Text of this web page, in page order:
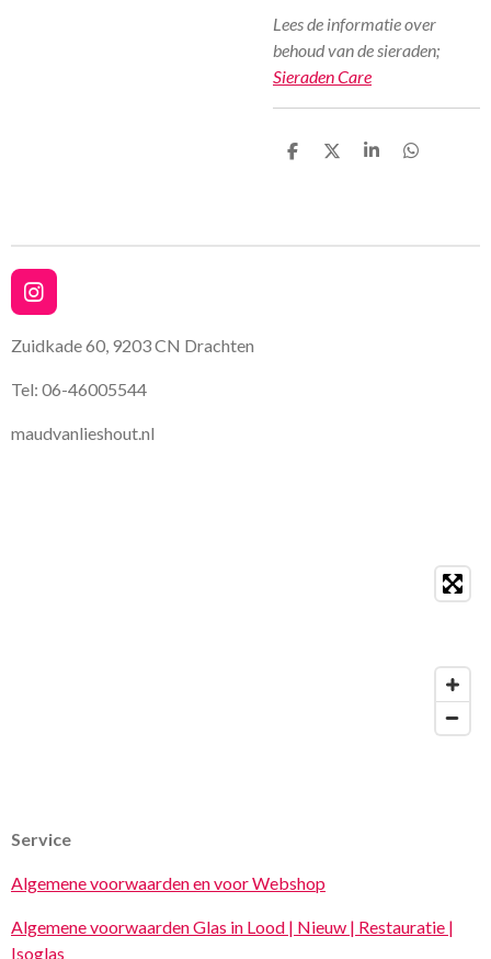
Lees de informatie over
behoud van de sieraden;
Sieraden Care
D
D
S
D
I
n
s
a
a
Zuidkade 60, 9203 CN Drachten
Tel: 06-46005544
maudvanlieshout.nl
Service
Algemene voorwaarden en voor Webshop
Algemene voorwaarden Glas in Lood | Nieuw | Restauratie |
Isoglas